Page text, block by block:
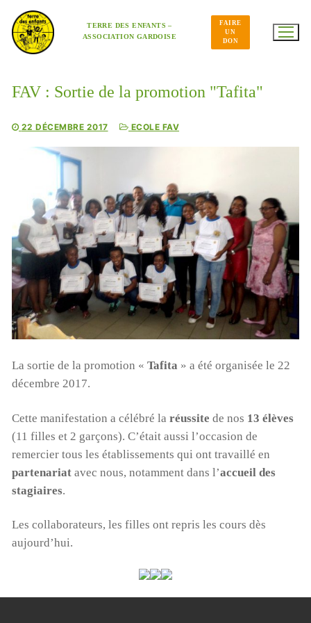
contenu
TERRE DES ENFANTS –
ASSOCIATION GARDOISE
FAIRE
UN
DON
FAV : Sortie de la promotion "Tafita"
22 DÉCEMBRE 2017 ECOLE FAV
La sortie de la promotion « Tafita » a été organisée le 22
décembre 2017.
Cette manifestation a célébré la réussite de nos 13 élèves
(11 filles et 2 garçons). C’était aussi l’occasion de
remercier tous les établissements qui ont travaillé en
partenariatavec nous, notamment dans l’accueil des
stagiaires.
Les collaborateurs, les filles ont repris les cours dès
aujourd’hui.